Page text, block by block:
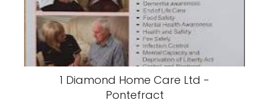
1 Diamond Home Care Ltd -
Pontefract